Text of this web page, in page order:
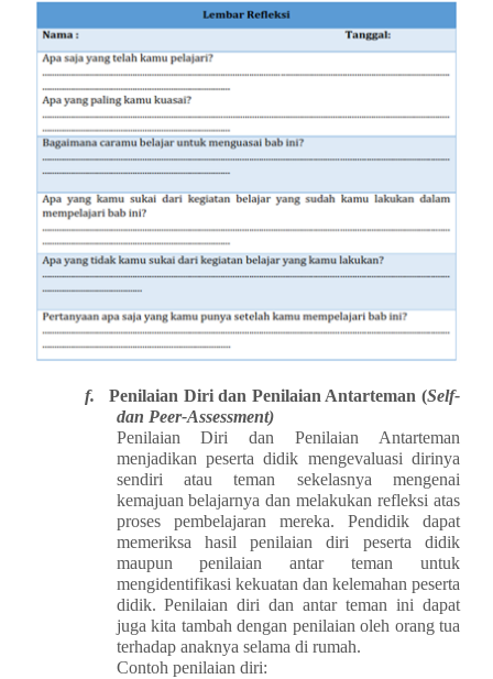
f. Penilaian Diri dan Penilaian Antarteman (Self-
dan Peer-Assessment)
Penilaian Diri dan Penilaian Antarteman
menjadikan peserta didik mengevaluasi dirinya
sendiri atau teman sekelasnya mengenai
kemajuan belajarnya dan melakukan refleksi atas
proses pembelajaran mereka. Pendidik dapat
memeriksa hasil penilaian diri peserta didik
maupun penilaian antar teman untuk
mengidentifikasi kekuatan dan kelemahan peserta
didik. Penilaian diri dan antar teman ini dapat
juga kita tambah dengan penilaian oleh orang tua
terhadap anaknya selama di rumah.
Contoh penilaian diri: